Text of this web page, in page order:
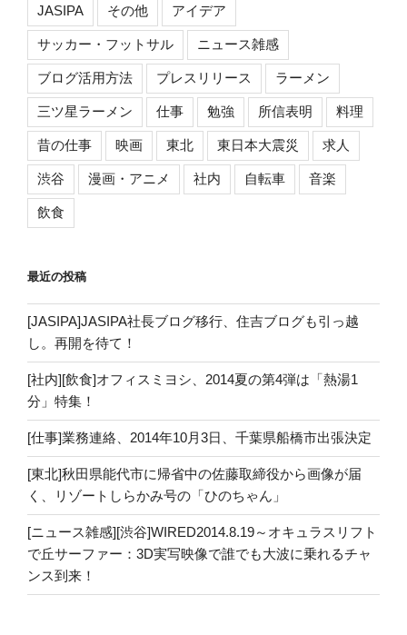
JASIPA その他 アイデア
サッカー・フットサル ニュース雑感
ブログ活用方法 プレスリリース ラーメン
三ツ星ラーメン 仕事 勉強 所信表明 料理
昔の仕事 映画 東北 東日本大震災 求人
渋谷 漫画・アニメ 社内 自転車 音楽
飲食
最近の投稿
[JASIPA]JASIPA社長ブログ移行、住吉ブログも引っ越
し。再開を待て！
[社内][飲食]オフィスミヨシ、2014夏の第4弾は「熱湯1
分」特集！
[仕事]業務連絡、2014年10月3日、千葉県船橋市出張決定
[東北]秋田県能代市に帰省中の佐藤取締役から画像が届
く、リゾートしらかみ号の「ひのちゃん」
[ニュース雑感][渋谷]WIRED2014.8.19～オキュラスリフト
で丘サーファー：3D実写映像で誰でも大波に乗れるチャ
ンス到来！